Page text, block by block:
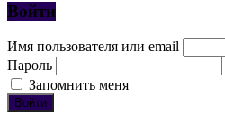
Войти
Имя пользователя или email
Пароль
Запомнить меня
Войти